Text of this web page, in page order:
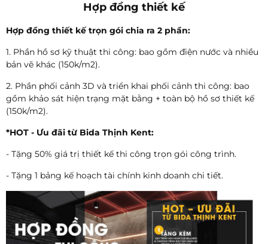
Hợp đồng thiết kế
Hợp đồng thiết kế trọn gói chia ra 2 phần:
1. Phần hồ sơ kỹ thuật thi công: bao gồm điện nước và nhiều
bản vẽ khác (150k/m2).
2. Phần phối cảnh 3D và triển khai phối cảnh thi công: bao
gồm khảo sát hiện trạng mặt bằng + toàn bộ hồ sơ thiết kế
(150k/m2).
*HOT - Ưu đãi từ Bida Thịnh Kent:
- Tặng 50% giá trị thiết kế thi công trọn gói công trình.
- Tặng 1 bảng kế hoạch tài chính kinh doanh chi tiết.